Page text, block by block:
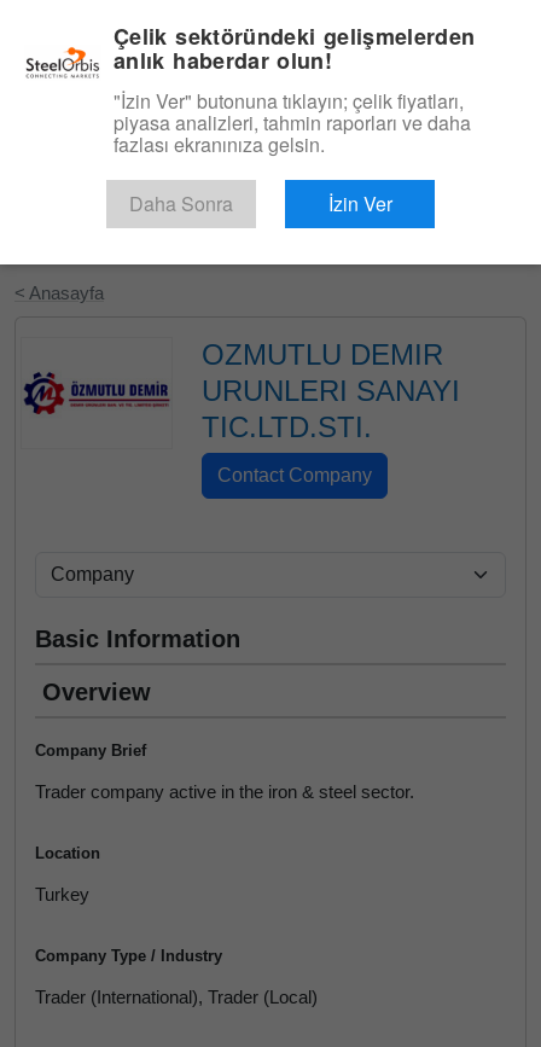
Ücretsiz Deneyin
< Anasayfa
OZMUTLU DEMIR
URUNLERI SANAYI
TIC.LTD.STI.
Basic Information
Overview
Company Brief
Trader company active in the iron & steel sector.
Location
Turkey
Company Type / Industry
Trader (International), Trader (Local)
Çelik sektöründeki gelişmelerden
anlık haberdar olun!
"İzin Ver" butonuna tıklayın; çelik fiyatları,
piyasa analizleri, tahmin raporları ve daha
fazlası ekranınıza gelsin.
Daha Sonra İzin Ver